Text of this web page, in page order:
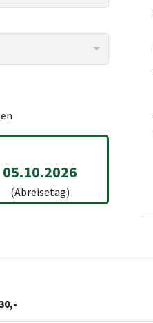
05.10.2026
(Abreisetag)